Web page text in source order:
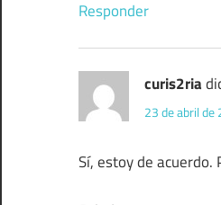
Responder
curis2ria
23 de abril
Sí, estoy de